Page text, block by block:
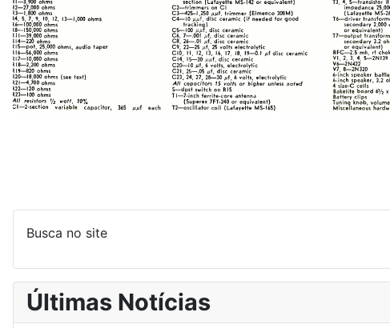
Busca no site
Últimas Notícias